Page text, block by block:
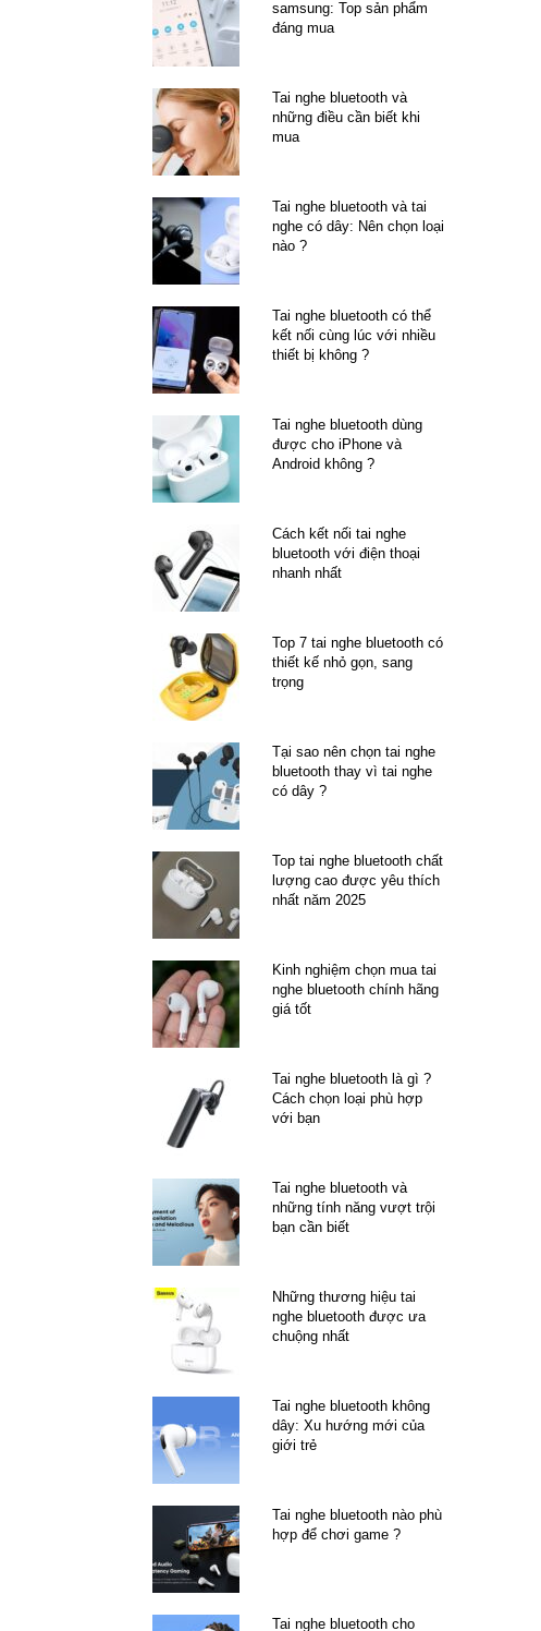
samsung: Top sản phẩm
đáng mua
Tai nghe bluetooth và
những điều cần biết khi
mua
Tai nghe bluetooth và tai
nghe có dây: Nên chọn loại
nào ?
Tai nghe bluetooth có thể
kết nối cùng lúc với nhiều
thiết bị không ?
Tai nghe bluetooth dùng
được cho iPhone và
Android không ?
Cách kết nối tai nghe
bluetooth với điện thoại
nhanh nhất
Top 7 tai nghe bluetooth có
thiết kế nhỏ gọn, sang
trọng
Tại sao nên chọn tai nghe
bluetooth thay vì tai nghe
có dây ?
Top tai nghe bluetooth chất
lượng cao được yêu thích
nhất năm 2025
Kinh nghiệm chọn mua tai
nghe bluetooth chính hãng
giá tốt
Tai nghe bluetooth là gì ?
Cách chọn loại phù hợp
với bạn
Tai nghe bluetooth và
những tính năng vượt trội
bạn cần biết
Những thương hiệu tai
nghe bluetooth được ưa
chuộng nhất
Tai nghe bluetooth không
dây: Xu hướng mới của
giới trẻ
Tai nghe bluetooth nào phù
hợp để chơi game ?
Tai nghe bluetooth cho